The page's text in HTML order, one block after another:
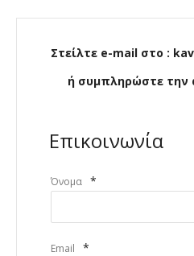
Στείλτε e-mail στο :
ή συμπληρώστε την
Επικοινωνία
Όνομα *
Email *